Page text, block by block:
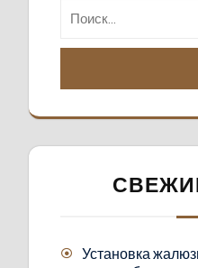
Установка